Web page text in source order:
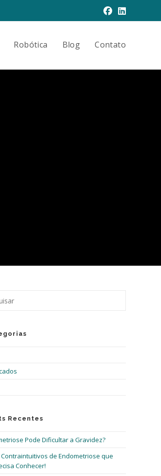
Robótica Blog Contato
Recentes
Pode Dificultar a Gravidez?
Contraintuitivos de Endometriose que
Conhecer!